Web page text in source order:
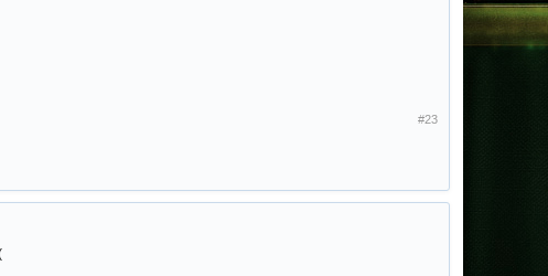
#23